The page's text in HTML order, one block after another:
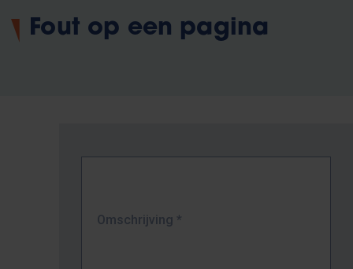
Fout op een pagina
Omschrijving *